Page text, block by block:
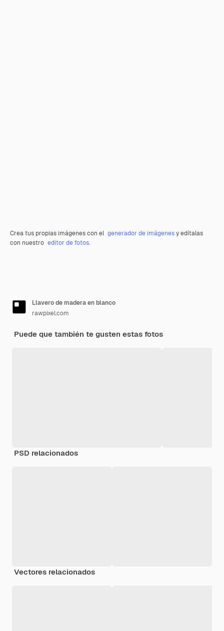
Crea tus propias imágenes con el generador de imágenesy edítalas
con nuestro editor de fotos.
Llavero de madera en blanco
rawpixel.com
Puede que también te gusten estas fotos
PSD relacionados
Vectores relacionados